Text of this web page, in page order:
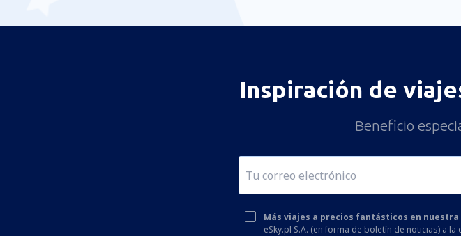
Inspiración de
Beneficio
Más viajes a precios fantásticos en
eSky.pl S.A. (en forma de boletín de noticias) a